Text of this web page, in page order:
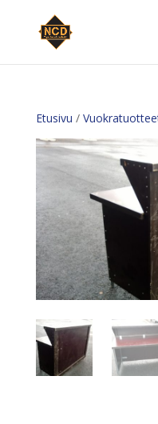
Etusivu /